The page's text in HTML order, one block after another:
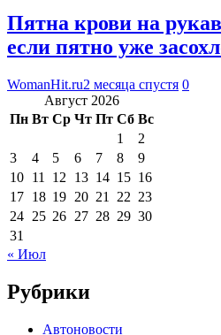
Пятна крови на
если пятно уже
WomanHit.ru2 месяца спустя 0
Август 2026
Пн Вт Ср Чт Пт Сб Вс
1
2
3
4 5 6 7 8
9
10 11 12 13 14 15 16
17 18 19 20 21 22 23
24 25 26 27 28 29 30
31
« Июл
Рубрики
Автоновости